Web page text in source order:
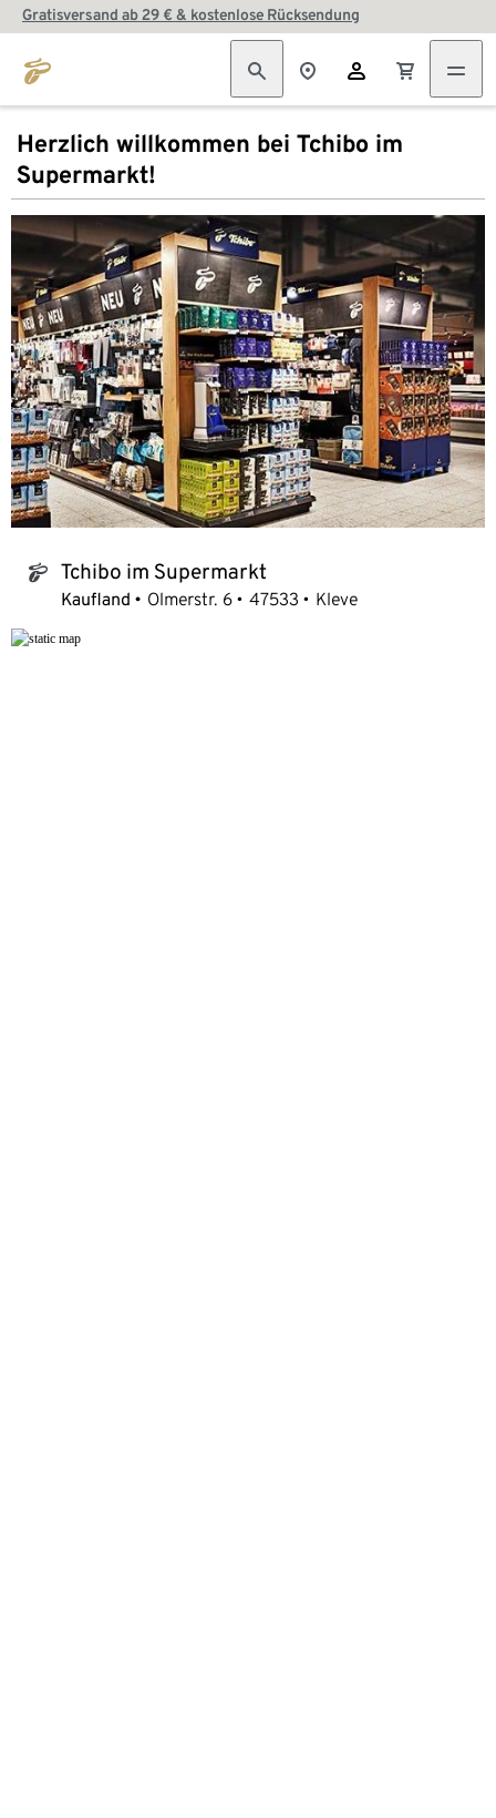
Gratisversand ab 29 € & kostenlose Rücksendung
Herzlich willkommen bei Tchibo im
Supermarkt!
tchibo_logo Tchibo im Supermarkt
Kaufland Olmerstr. 6 47533 Kleve